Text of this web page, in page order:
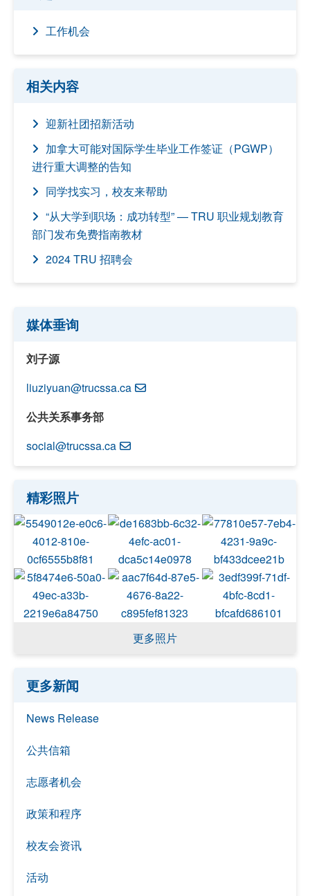
工作机会
相关内容
迎新社团招新活动
加拿大可能对国际学生毕业工作签证（PGWP）
进行重大调整的告知
同学找实习，校友来帮助
“从大学到职场：成功转型” — TRU 职业规划教育
部门发布免费指南教材
2024 TRU 招聘会
媒体垂询
刘子源
liuziyuan@trucssa.ca
公共关系事务部
social@trucssa.ca
精彩照片
更多照片
更多新闻
News Release
公共信箱
志愿者机会
政策和程序
校友会资讯
活动